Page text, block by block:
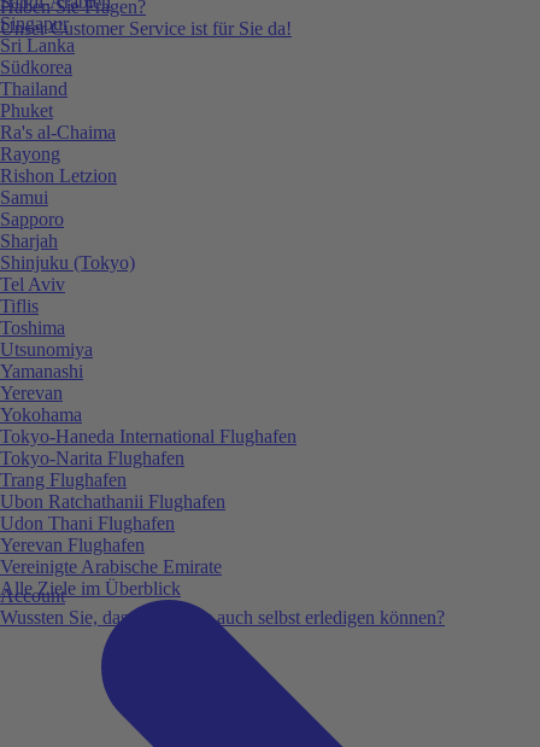
Haben Sie Fragen?
Unser Customer Service ist für Sie da!
Account
Wussten Sie, dass Sie vieles auch selbst erledigen können?
Singapur
Sri Lanka
Südkorea
Thailand
Phuket
Ra's al-Chaima
Rayong
Rishon Letzion
Samui
Sapporo
Sharjah
Shinjuku (Tokyo)
Tel Aviv
Tiflis
Toshima
Utsunomiya
Yamanashi
Yerevan
Yokohama
Tokyo-Haneda International Flughafen
Tokyo-Narita Flughafen
Trang Flughafen
Ubon Ratchathanii Flughafen
Udon Thani Flughafen
Yerevan Flughafen
Vereinigte Arabische Emirate
Alle Ziele im Überblick